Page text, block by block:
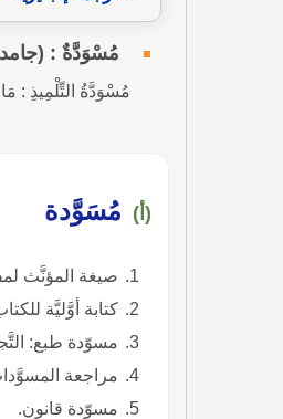
مُسْوَدَّةٌ :
مُسْوَدَّةُ التِّلْمِيذِ :
(أ) مُسَوَّدة
صيغة المؤنَّث
كتابة أوَّليَّة
مسوّدة طبع:
مراجعة
مسوّدة قانون.